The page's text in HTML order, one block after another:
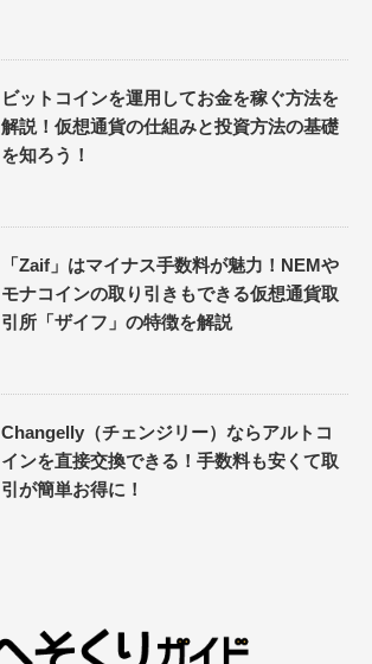
ビットコインを運用してお金を稼ぐ方法を
解説！仮想通貨の仕組みと投資方法の基礎
を知ろう！
「Zaif」はマイナス手数料が魅力！NEMや
モナコインの取り引きもできる仮想通貨取
引所「ザイフ」の特徴を解説
Changelly（チェンジリー）ならアルトコ
インを直接交換できる！手数料も安くて取
引が簡単お得に！